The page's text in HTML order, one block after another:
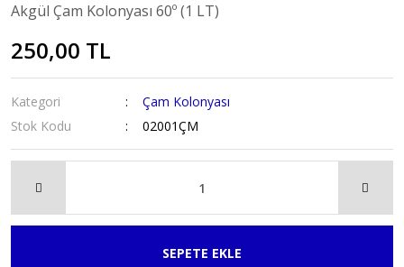
Akgül Çam Kolonyası 60º (1 LT)
250,00 TL
Kategori
Çam Kolonyası
Stok Kodu
02001ÇM
SEPETE EKLE